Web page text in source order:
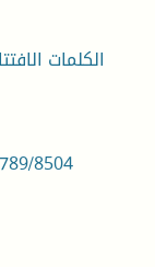
الكلمات
8504